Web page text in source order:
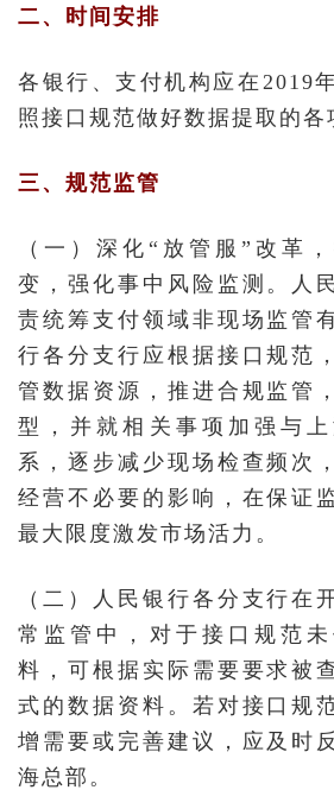
二、时间安排
各银行、支付机构应在2019
照接口规范做好数据提取的各
三、规范监管
（一）深化“放管服”改革
变，强化事中风险监测。人
责统筹支付领域非现场监管
行各分支行应根据接口规范
管数据资源，推进合规监管
型，并就相关事项加强与
系，逐步减少现场检查频次
经营不必要的影响，在保证
最大限度激发市场活力。
（二）人民银行各分支行在
常监管中，对于接口规范
料，可根据实际需要要求被
式的数据资料。若对接口规
增需要或完善建议，应及时
海总部。